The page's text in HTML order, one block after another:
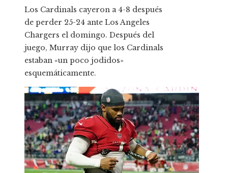
Los Cardinals cayeron a 4-8 después
de perder 25-24 ante Los Angeles
Chargers el domingo. Después del
juego, Murray dijo que los Cardinals
estaban «un poco jodidos»
esquemáticamente.